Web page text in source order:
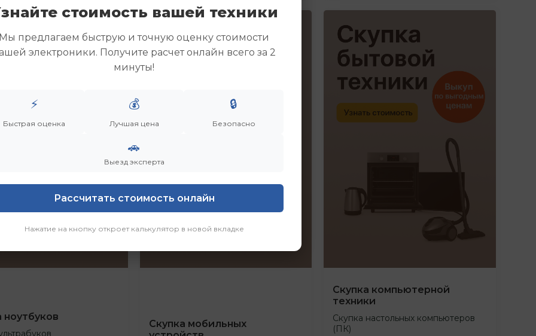
ноутбуков
Скупка мобильных
Скупка компьютерной
техники
Скупка настольных компьютеров
(ПК)
стоимость вашей техники
предлагаем быструю и точную оценку стоимости
электроники. Получите расчет онлайн всего за 2
минуты!
⚡
Быстрая оценка
💰
Лучшая цена
🔒
Безопасно
🚗
Выезд эксперта
Рассчитать стоимость онлайн
Нажатие на кнопку откроет калькулятор в новой вкладке